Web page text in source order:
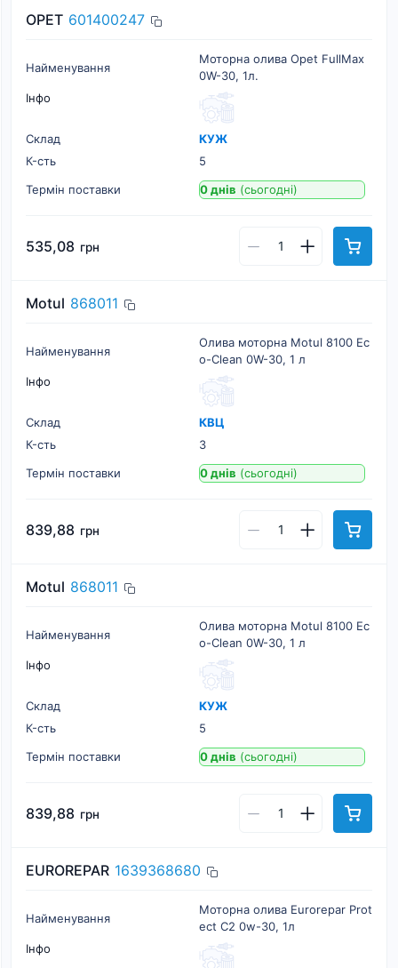
OPET 601400247
Найменування
Моторна олива Opet FullMax
0W-30, 1л.
Інфо
Склад
КУЖ
К-cть
5
Термін поставки
0 днів (сьогодні)
535,08 грн
Motul 868011
Найменування
Олива моторна Motul 8100 Ec
o-Clean 0W-30, 1 л
Інфо
Склад
КВЦ
К-cть
3
Термін поставки
0 днів (сьогодні)
839,88 грн
Motul 868011
Найменування
Олива моторна Motul 8100 Ec
o-Clean 0W-30, 1 л
Інфо
Склад
КУЖ
К-cть
5
Термін поставки
0 днів (сьогодні)
839,88 грн
EUROREPAR 1639368680
Найменування
Моторна олива Eurorepar Prot
ect C2 0w-30, 1л
Інфо